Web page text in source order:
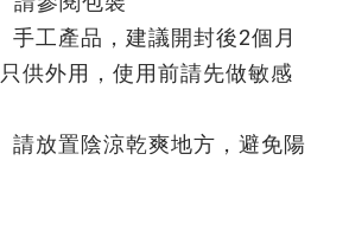
工產品，建議開封後2個月
供外用，使用前請先做敏感
放置陰涼乾爽地方，避免陽